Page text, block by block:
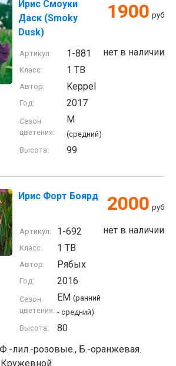
Ирис Смоуки
Даск (Smoky
Dusk)
1900 руб
нет в наличии
Артикул: 1-881
Класс: 1 TB
Автор: Keppel
Год: 2017
Сезон
цветения:
M
(средний)
Высота:
99
Ирис Форт Боярд 2000 руб
нет в наличии
Артикул: 1-692
Класс: 1 TB
Автор: Рябых
Год: 2016
Сезон
цветения:
EM (ранний
- средний)
Высота:
80
лил.-розовые., Б.-оранжевая.